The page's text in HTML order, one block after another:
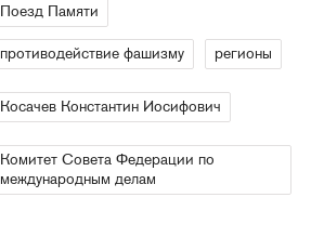
Поезд Памяти
противодействие фашизму регионы
Косачев Константин Иосифович
Комитет Совета Федерации по
международным делам